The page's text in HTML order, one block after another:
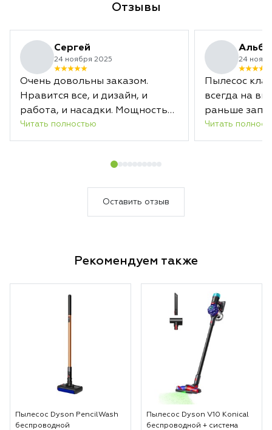
Отзывы
Сергей
24 ноября 2025
Очень довольны заказом.
Нравится все, и дизайн, и
работа, и насадки. Мощность
отличная. Заряда хватает
надолго. А новая насадка с
подсвечивает загрязненные
теперь в удовольствие.
Читать полностью
24
Пылесос
всегда на
раньше
срока.
Читать
Оставить отзыв
Рекомендуем также
Пылесос Dyson PencilWash
беспроводной
Пылесос Dyson V10 Konical
беспроводной + система